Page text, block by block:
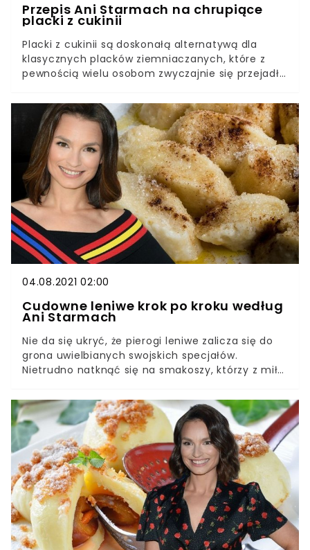
Przepis Ani Starmach na chrupiące
placki z cukinii
Placki z cukinii są doskonałą alternatywą dla
klasycznych placków ziemniaczanych, które z
pewnością wielu osobom zwyczajnie się przejadły.
niemu placuszki wychodzą idealnie chrupiące i
przepyszne. Placki z cukinii od Ani Starmach nie
mają sobie równych. Bomba smaku ukryta pod
chrupiącą panierką sprawia, że ciężko się oprzeć
zjedzeniu całego talerza. Co więcej, ilość
składników jest minimalna. Dzięki temu
Oszczędzamy zarówno na czasie, jak i
pieniądzach - nie musimy martwić się
kosztownymi zakupami czy długim
przygotowywaniem pojedynczych produktów.
Dalsza część artykułu znajduje się pod filmem:
04.08.2021 02:00
Cudowne leniwe krok po kroku według
Ani Starmach
Nie da się ukryć, że pierogi leniwe zalicza się do
grona uwielbianych swojskich specjałów.
Nietrudno natknąć się na smakoszy, którzy z miłą
Starmach podzieliła się swoją recepturą. Efekt
powala na łopatki.Nie od dziś wiadomo, że Ania
Starmach zna się na kuchni jak mało kto. Jej
przepis na pierogi leniwe jest tego doskonałym
potwierdzeniem. Smakołyk jest prosty w
przygotowaniu. Fantastyczne kluski w mgnieniu
oka znikają z talerzy.Dalsza część artykułu
znajduje się pod filmem: